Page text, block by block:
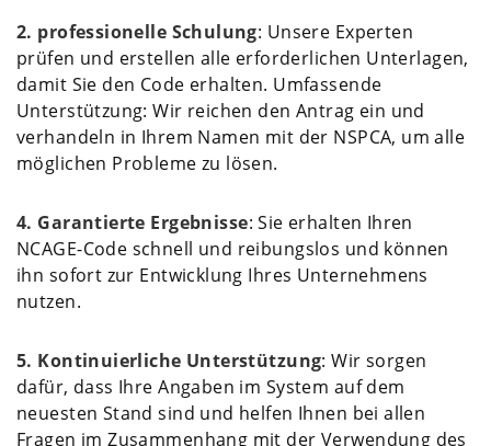
2. professionelle Schulung: Unsere Experten
prüfen und erstellen alle erforderlichen Unterlagen,
damit Sie den Code erhalten. Umfassende
Unterstützung: Wir reichen den Antrag ein und
verhandeln in Ihrem Namen mit der NSPCA, um alle
möglichen Probleme zu lösen.
4. Garantierte Ergebnisse: Sie erhalten Ihren
NCAGE-Code schnell und reibungslos und können
ihn sofort zur Entwicklung Ihres Unternehmens
nutzen.
5. Kontinuierliche Unterstützung: Wir sorgen
dafür, dass Ihre Angaben im System auf dem
neuesten Stand sind und helfen Ihnen bei allen
Fragen im Zusammenhang mit der Verwendung des